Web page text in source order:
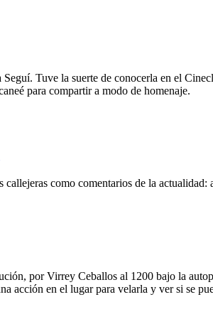
Tuve la suerte de conocerla en el
para compartir a modo de homenaje.
como comentarios de la
por Virrey Ceballos al 1200 bajo la
acción en el lugar para velarla y ver si se